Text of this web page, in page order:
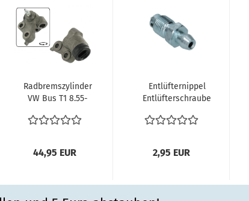
Radbremszylinder
VW Bus T1 8.55-
vergl....
44,95 EUR
Entlüfternippel
Entlüfterschraube
Radbremszylinder...
2,95 EUR